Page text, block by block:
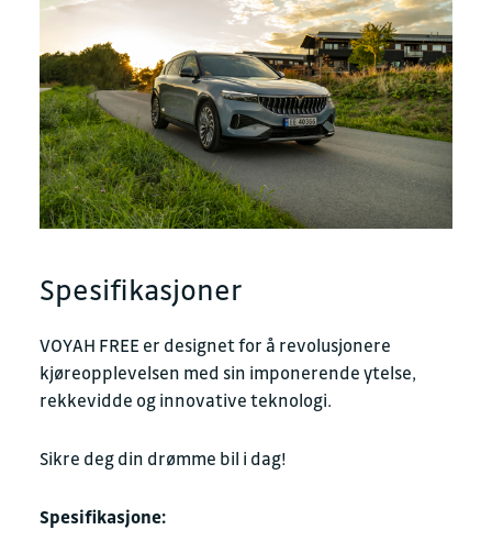
Spesifikasjoner
VOYAH FREE er designet for å revolusjonere
kjøreopplevelsen med sin imponerende ytelse,
rekkevidde og innovative teknologi.
Sikre deg din drømme bil i dag!
Spesifikasjone: